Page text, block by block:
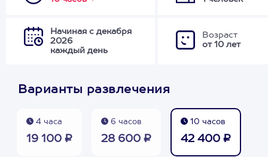
Начиная с декабря
2026
каждый день
Возраст
от 10 лет
Варианты развлечения
4 часа
19 100 ₽
6 часов
28 600 ₽
10 часов
42 400 ₽